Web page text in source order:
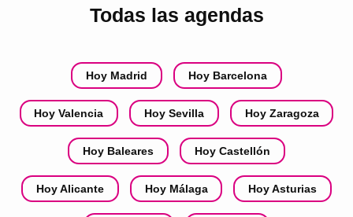
Todas las agendas
Hoy Madrid Hoy Barcelona
Hoy Valencia Hoy Sevilla Hoy Zaragoza
Hoy Baleares Hoy Castellón
Hoy Alicante Hoy Málaga Hoy Asturias